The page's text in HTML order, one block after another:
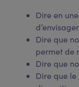
Dire en
d’envisager
Dire que
permet de
Dire que
Dire que le